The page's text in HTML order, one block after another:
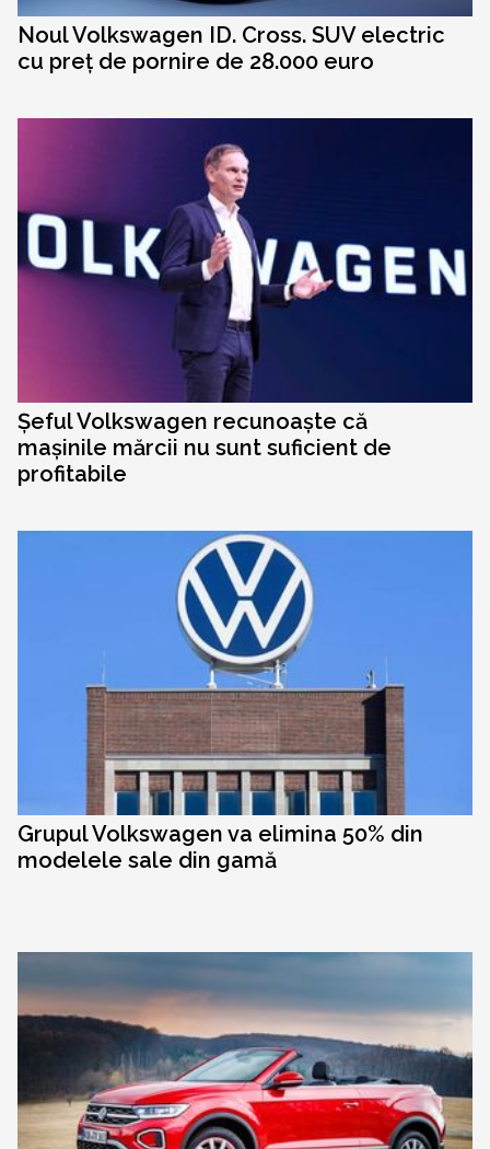
Noul Volkswagen ID. Cross. SUV electric
cu preț de pornire de 28.000 euro
Șeful Volkswagen recunoaște că
mașinile mărcii nu sunt suficient de
profitabile
Grupul Volkswagen va elimina 50% din
modelele sale din gamă